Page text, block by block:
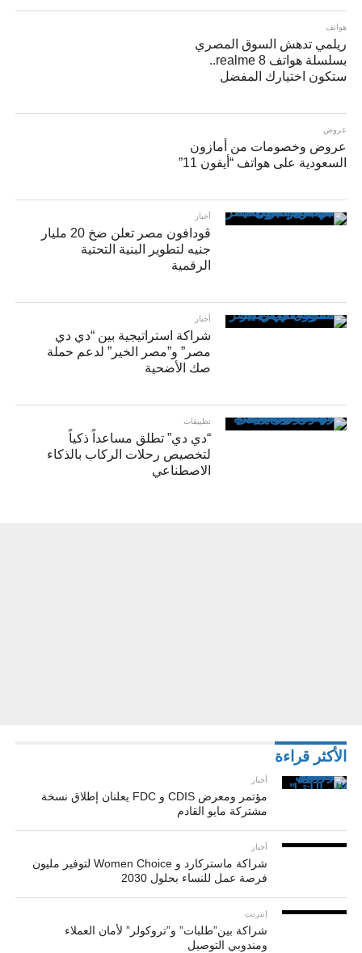
هواتف
ريلمي تدهش السوق المصري
بسلسلة هواتف realme 8..
ستكون اختيارك المفضل
عروض
عروض وخصومات من أمازون
السعودية على هواتف “أيفون 11”
أخبار
ڤودافون مصر تعلن ضخ 20 مليار
جنيه لتطوير البنية التحتية
الرقمية
أخبار
شراكة استراتيجية بين “دي دي
مصر” و”مصر الخير” لدعم حملة
صك الأضحية
تطبيقات
“دي دي” تطلق مساعداً ذكياً
لتخصيص رحلات الركاب بالذكاء
الاصطناعي
الأكثر قراءة
أخبار
مؤتمر ومعرض CDIS و FDC يعلنان إطلاق نسخة
مشتركة مايو القادم
أخبار
شراكة ماستركارد و Women Choice لتوفير مليون
فرصة عمل للنساء بحلول 2030
إنترنت
شراكة بين”طلبات” و”تروكولر” لأمان العملاء
ومندوبي التوصيل